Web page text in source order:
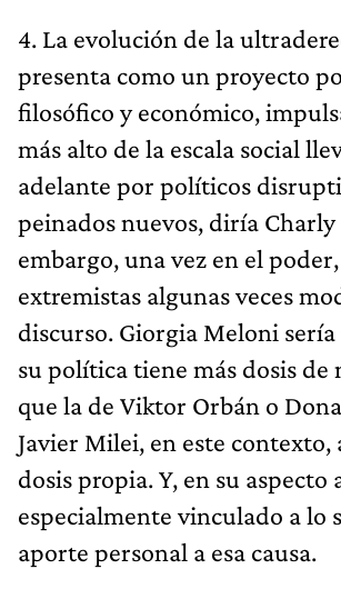
4. La evolución de la
presenta como un proyecto
filosófico y económico,
más alto de la escala social
adelante por políticos
peinados nuevos, diría Charly
embargo, una vez en el
extremistas algunas veces
discurso. Giorgia Meloni
su política tiene más dosis de
que la de Viktor Orbán o
Javier Milei, en este
dosis propia. Y, en su aspecto
especialmente vinculado a lo
aporte personal a esa causa.